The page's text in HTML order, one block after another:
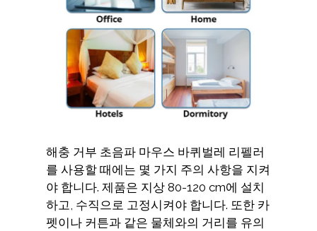
해충 거부 초음파 마우스 바퀴벌레 리펠러
를 사용할 때에는 몇 가지 주의 사항을 지켜
야 합니다. 제품은 지상 80-120 cm에 설치
하고, 수직으로 고정시켜야 합니다. 또한 카
펫이나 커튼과 같은 물체와의 거리를 유의